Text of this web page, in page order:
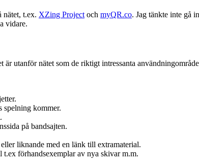
nätet, t.ex. XZing Project och myQR.co. Jag tänkte inte gå
vidare.
utanför nätet som de riktigt intressanta
spelning kommer.
på bandsajten.
liknande med en länk till extramaterial.
förhandsexemplar av nya skivar m.m.